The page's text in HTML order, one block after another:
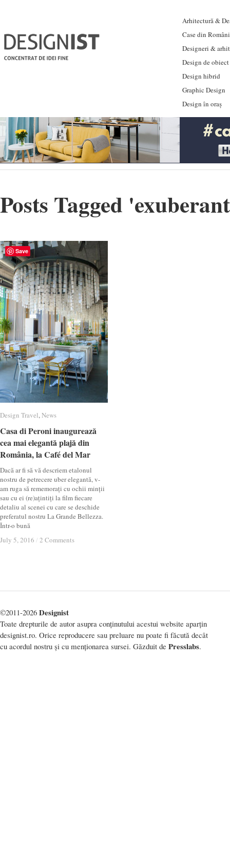
Arhitectură &
Case din
Designeri &
Design de obiect
Design hibrid
Graphic Design
Design în oraș
Posts Tagged '
Design Travel,News
Casa di Peroni inaugurează
cea mai elegantă plajă din
România, la Café del Mar
Dacă ar fi să vă descriem etalonul
nostru de petrecere uber elegantă, v-
am ruga să rememorați cu ochii minții
sau cu ei (re)ațintiți la film fiecare
detaliu al scenei cu care se deschide
preferatul nostru La Grande Bellezza.
Într-o bună
July 5, 2016 / 2 Comments
Design Travel News
Casa di Peroni inaugurează
cea mai elegantă plajă din
România, la Café del Mar
July 5, 2016 / 2 Comments
©2011-2026 Designist
Toate drepturile de autor asupra conținutului acestui website aparțin
designist.ro. Orice reproducere sau preluare nu poate fi făcută decât
cu acordul nostru și cu menționarea sursei. Găzduit de Presslabs.
Save